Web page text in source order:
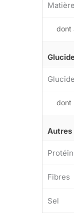
dont
dont
Autres
Fibres
Sel